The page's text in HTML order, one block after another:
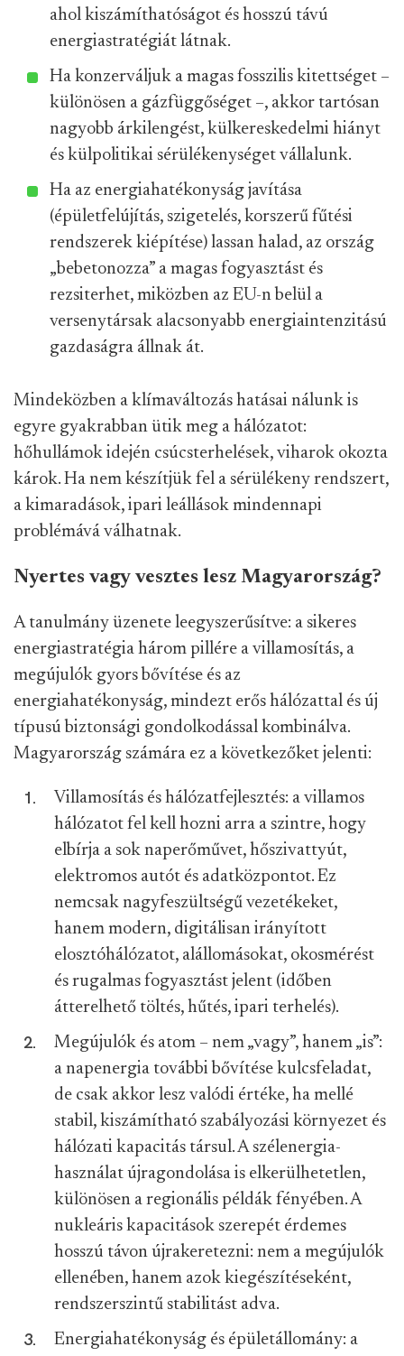
ahol kiszámíthatóságot és hosszú távú
energiastratégiát látnak.
Ha konzerváljuk a magas fosszilis kitettséget –
különösen a gázfüggőséget –, akkor tartósan
nagyobb árkilengést, külkereskedelmi hiányt
és külpolitikai sérülékenységet vállalunk.
Ha az energiahatékonyság javítása
(épületfelújítás, szigetelés, korszerű fűtési
rendszerek kiépítése) lassan halad, az ország
„bebetonozza” a magas fogyasztást és
rezsiterhet, miközben az EU-n belül a
versenytársak alacsonyabb energiaintenzitású
gazdaságra állnak át.
Mindeközben a klímaváltozás hatásai nálunk is
egyre gyakrabban ütik meg a hálózatot:
hőhullámok idején csúcsterhelések, viharok okozta
károk. Ha nem készítjük fel a sérülékeny rendszert,
a kimaradások, ipari leállások mindennapi
problémává válhatnak.
Nyertes vagy vesztes lesz Magyarország?
A tanulmány üzenete leegyszerűsítve: a sikeres
energiastratégia három pillére a villamosítás, a
megújulók gyors bővítése és az
energiahatékonyság, mindezt erős hálózattal és új
típusú biztonsági gondolkodással kombinálva.
Magyarország számára ez a következőket jelenti:
Villamosítás és hálózatfejlesztés: a villamos
hálózatot fel kell hozni arra a szintre, hogy
elbírja a sok naperőművet, hőszivattyút,
elektromos autót és adatközpontot. Ez
nemcsak nagyfeszültségű vezetékeket,
hanem modern, digitálisan irányított
elosztóhálózatot, alállomásokat, okosmérést
és rugalmas fogyasztást jelent (időben
átterelhető töltés, hűtés, ipari terhelés).
Megújulók és atom – nem „vagy”, hanem „is”:
a napenergia további bővítése kulcsfeladat,
de csak akkor lesz valódi értéke, ha mellé
stabil, kiszámítható szabályozási környezet és
hálózati kapacitás társul. A szélenergia-
használat újragondolása is elkerülhetetlen,
különösen a regionális példák fényében. A
nukleáris kapacitások szerepét érdemes
hosszú távon újrakeretezni: nem a megújulók
ellenében, hanem azok kiegészítéseként,
rendszerszintű stabilitást adva.
Energiahatékonyság és épületállomány: a